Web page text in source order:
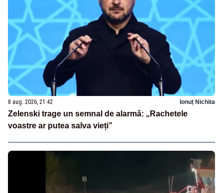
8 aug. 2026, 21:42 Ionuț Nichita
Zelenski trage un semnal de alarmă: „Rachetele
voastre ar putea salva vieți”